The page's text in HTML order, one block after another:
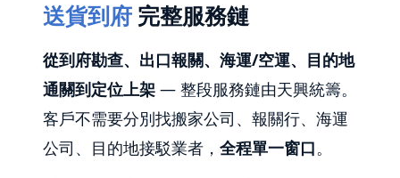
送貨到府 完整服務鏈
從到府勘查、出口報關、海運/空運、目的地
通關到定位上架 — 整段服務鏈由天興統籌。
客戶不需要分別找搬家公司、報關行、海運
公司、目的地接駁業者， 全程單一窗口。